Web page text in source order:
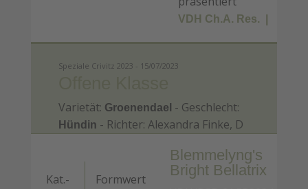
VDH Ch.A. Res.
Speziale Crivitz 2023 - 15/07/2023
Varietät: Groenendael - Geschlecht:
Hündin - Richter: Alexandra Finke, D
Kat.-
Formwert
Blemmelyng's
Bright Bellatrix